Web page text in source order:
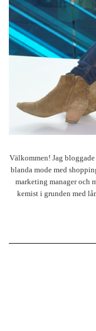
Välkommen! Jag
blanda mode med
marketing manager och
kemist i grunden med